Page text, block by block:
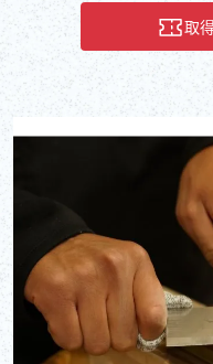
特盆景。無論是擺放在家中
尚且易於打理的室內裝飾。
家的不僅是紀念品——而是
取